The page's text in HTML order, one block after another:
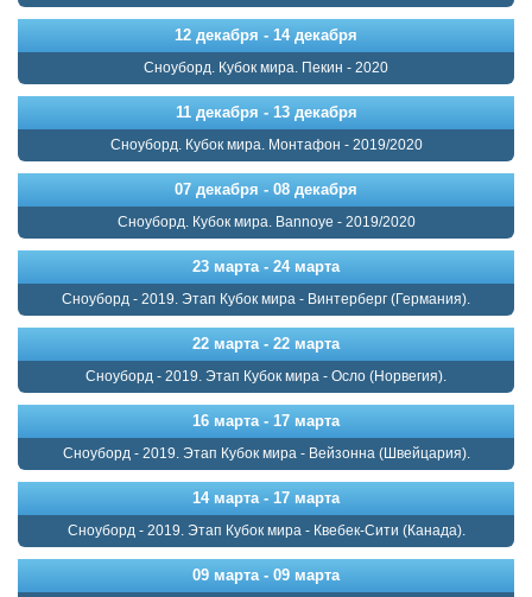
12 декабря - 14 декабря
Сноуборд. Кубок мира. Пекин - 2020
11 декабря - 13 декабря
Сноуборд. Кубок мира. Монтафон - 2019/2020
07 декабря - 08 декабря
Сноуборд. Кубок мира. Bannoye - 2019/2020
23 марта - 24 марта
Сноуборд - 2019. Этап Кубок мира - Винтерберг (Германия).
22 марта - 22 марта
Сноуборд - 2019. Этап Кубок мира - Осло (Норвегия).
16 марта - 17 марта
Сноуборд - 2019. Этап Кубок мира - Вейзонна (Швейцария).
14 марта - 17 марта
Сноуборд - 2019. Этап Кубок мира - Квебек-Сити (Канада).
09 марта - 09 марта